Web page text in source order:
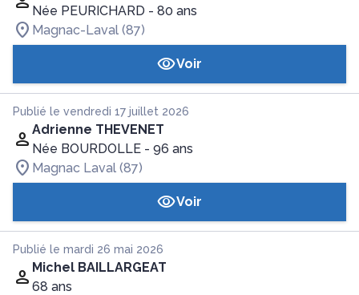
Née PEURICHARD - 80 ans
Magnac-Laval (87)
Voir
Publié le vendredi 17 juillet 2026
Adrienne THEVENET
Née BOURDOLLE - 96 ans
Magnac Laval (87)
Voir
Publié le mardi 26 mai 2026
Michel BAILLARGEAT
68 ans